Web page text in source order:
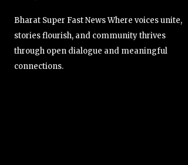
Bharat Super Fast News Where voices unite,
stories flourish, and community thrives
through open dialogue and meaningful
connections.